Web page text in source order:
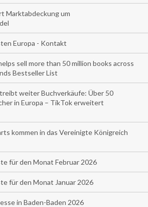
Marktabdeckung um
Europa - Kontakt
sell more than 50 million books across
Bestseller List
weiter Buchverkäufe: Über 50
in Europa – TikTok erweitert
kommen in das Vereinigte Königreich
für den Monat Februar 2026
für den Monat Januar 2026
in Baden-Baden 2026